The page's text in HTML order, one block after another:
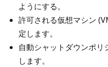
ようにする。
許可される仮想マシン
定します。
自動シャットダウンポ
します。